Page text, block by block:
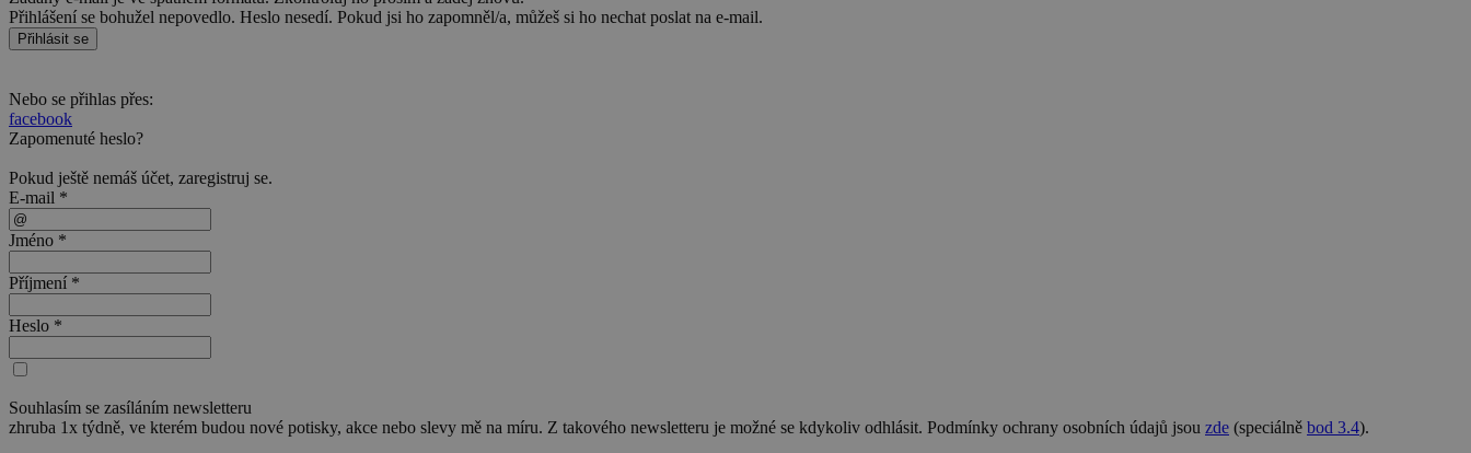
Přihlášení se bohužel nepovedlo. Heslo nesedí. Pokud jsi ho zapomněl/a, můžeš si ho nechat poslat na e-mail.
Přihlásit se
Nebo se přihlas přes:
facebook
Zapomenuté heslo?
Pokud ještě nemáš účet, zaregistruj se.
E-mail *
Jméno *
Příjmení *
Heslo *
Souhlasím se zasíláním newsletteru
zhruba 1x týdně, ve kterém budou nové potisky, akce nebo slevy mě na míru. Z takového newsletteru je možné se kdykoliv odhlásit. Podmínky ochrany osobních údajů jsou zde (speciálně bod 3.4).